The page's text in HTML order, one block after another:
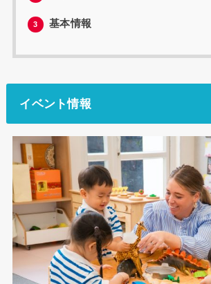
3 基本情報
イベント情報